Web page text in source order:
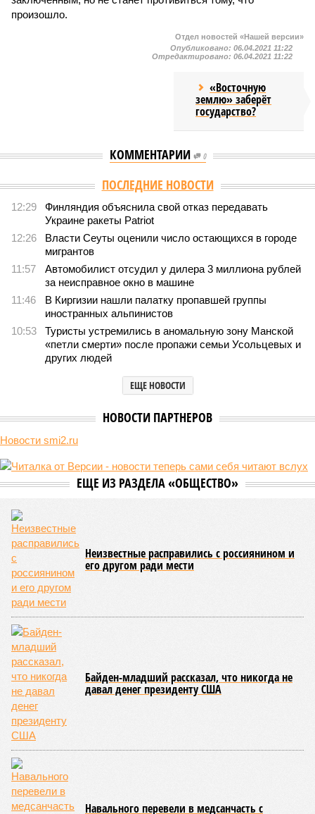
произошло.
Отдел новостей «Нашей версии»
Опубликовано: 06.04.2021 11:22
Отредактировано: 06.04.2021 11:22
«Восточную
землю» заберёт
государство?
КОММЕНТАРИИ 0
ПОСЛЕДНИЕ НОВОСТИ
12:29
Финляндия объяснила свой отказ передавать
Украине ракеты Patriot
12:26
Власти Сеуты оценили число остающихся в городе
мигрантов
11:57
Автомобилист отсудил у дилера 3 миллиона рублей
за неисправное окно в машине
11:46
В Киргизии нашли палатку пропавшей группы
иностранных альпинистов
10:53
Туристы устремились в аномальную зону Манской
«петли смерти» после пропажи семьи Усольцевых и
других людей
ЕЩЕ НОВОСТИ
НОВОСТИ ПАРТНЕРОВ
Новости smi2.ru
ЕЩЕ ИЗ РАЗДЕЛА «ОБЩЕСТВО»
Неизвестные расправились с россиянином и
его другом ради мести
Байден-младший рассказал, что никогда не
давал денег президенту США
Навального перевели в медсанчасть с